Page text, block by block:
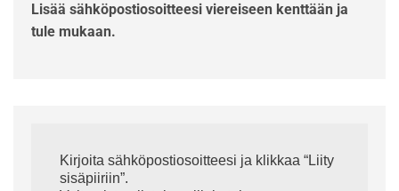
Lisää sähköpostiosoitteesi viereiseen kenttään ja
tule mukaan.
Kirjoita sähköpostiosoitteesi ja klikkaa “Liity
sisäpiiriin”.